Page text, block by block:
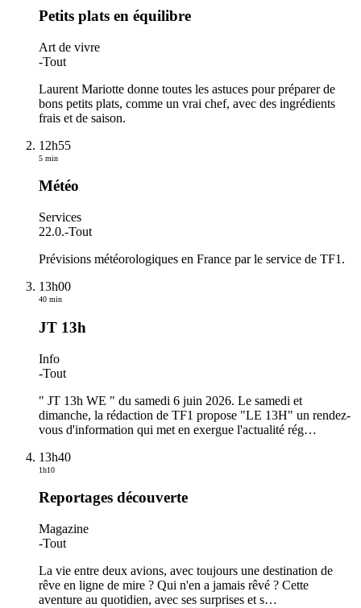
Petits plats en équilibre
Art de vivre
-Tout
Laurent Mariotte donne toutes les astuces pour préparer de
bons petits plats, comme un vrai chef, avec des ingrédients
frais et de saison.
12h55
5 min
Météo
Services
22.0.-Tout
Prévisions météorologiques en France par le service de TF1.
13h00
40 min
JT 13h
Info
-Tout
" JT 13h WE " du samedi 6 juin 2026. Le samedi et
dimanche, la rédaction de TF1 propose "LE 13H" un rendez-
vous d'information qui met en exergue l'actualité rég…
13h40
1h10
Reportages découverte
Magazine
-Tout
La vie entre deux avions, avec toujours une destination de
rêve en ligne de mire ? Qui n'en a jamais rêvé ? Cette
aventure au quotidien, avec ses surprises et s…